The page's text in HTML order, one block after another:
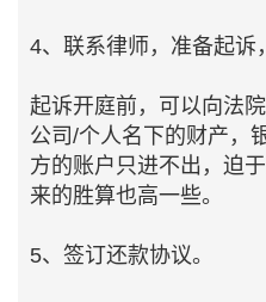
4、联系律师，准备起诉
起诉开庭前，可以向法
公司/个人名下的财产，
方的账户只进不出，迫
来的胜算也高一些。
5、签订还款协议。